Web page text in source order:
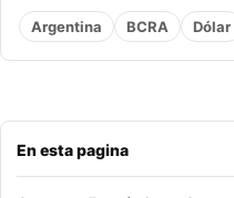
En esta pagina
Argentina BCRA Dólar